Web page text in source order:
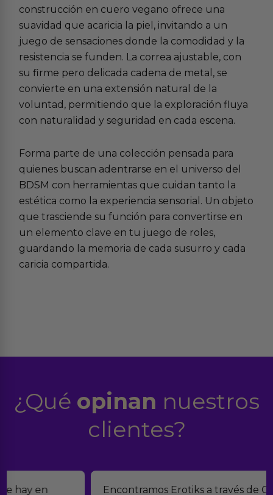
construcción en cuero vegano ofrece una
suavidad que acaricia la piel, invitando a un
juego de sensaciones donde la comodidad y la
resistencia se funden. La correa ajustable, con
su firme pero delicada cadena de metal, se
convierte en una extensión natural de la
voluntad, permitiendo que la exploración fluya
con naturalidad y seguridad en cada escena.
Forma parte de una colección pensada para
quienes buscan adentrarse en el universo del
BDSM con herramientas que cuidan tanto la
estética como la experiencia sensorial. Un objeto
que trasciende su función para convertirse en
un elemento clave en tu juego de roles,
guardando la memoria de cada susurro y cada
caricia compartida.
¿Qué opinan nuestros
clientes?
Encontramos Erotiks a través de Google y la